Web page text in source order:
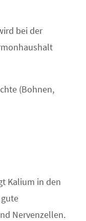
bei der
(Bohnen,
Kalium in den
Nervenzellen.